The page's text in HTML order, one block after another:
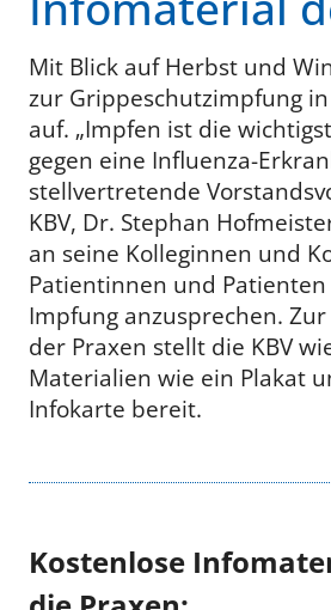
Mit Blick auf Herbst und
zur Grippeschutzimpfung
auf. „Impfen ist die
gegen eine Influenza-
stellvertretende
KBV, Dr. Stephan
an seine Kolleginnen und
Patientinnen und
Impfung anzusprechen.
der Praxen stellt die KBV
Materialien wie ein Plakat
Infokarte bereit.
Kostenlose